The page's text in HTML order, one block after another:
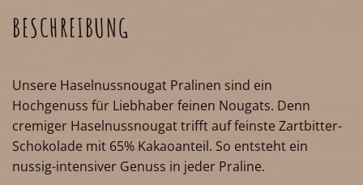
BESCHREIBUNG
Unsere Haselnussnougat Pralinen sind ein
Hochgenuss für Liebhaber feinen Nougats. Denn
cremiger Haselnussnougat trifft auf feinste Zartbitter-
Schokolade mit 65% Kakaoanteil. So entsteht ein
nussig-intensiver Genuss in jeder Praline.